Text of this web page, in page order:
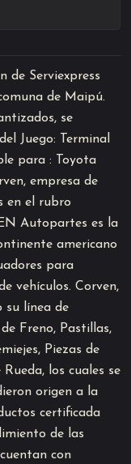
de Serviexpress
de Maipú.
se
Juego: Terminal
para : Toyota
empresa de
en el rubro
Autopartes es la
americano
para
vehículos. Corven,
su línea de
Freno, Pastillas,
Piezas de
los cuales se
origen a la
certificada
de las
con